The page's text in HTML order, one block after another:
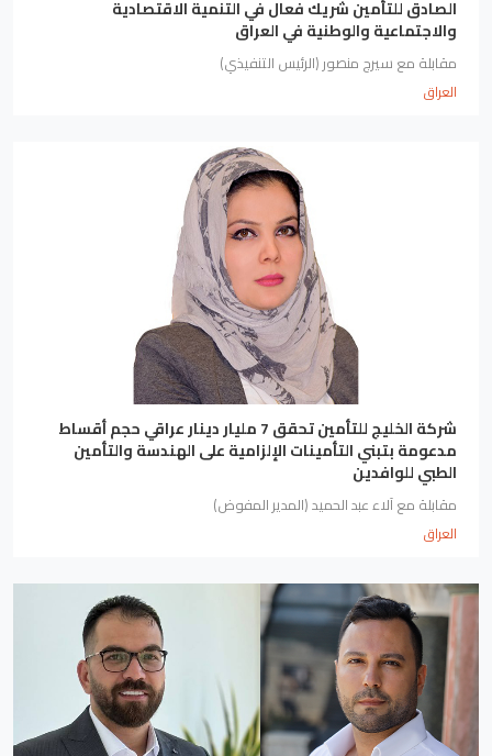
الصادق للتأمين شريك فعال في التنمية الاقتصادية
والاجتماعية والوطنية في العراق
مقابلة مع سيرج منصور (الرئيس التنفيذي)
العراق
شركة الخليج للتأمين تحقق 7 مليار دينار عراقي حجم أقساط
مدعومة بتبني التأمينات الإلزامية على الهندسة والتأمين
الطبي للوافدين
مقابلة مع آلاء عبد الحميد (المدير المفوض)
العراق